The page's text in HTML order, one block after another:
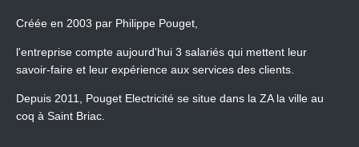
Créée en 2003 par Philippe Pouget,
l'entreprise compte aujourd'hui 3 salariés qui mettent leur
savoir-faire et leur expérience aux services des clients.
Depuis 2011, Pouget Electricité se situe dans la ZA la ville au
coq à Saint Briac.